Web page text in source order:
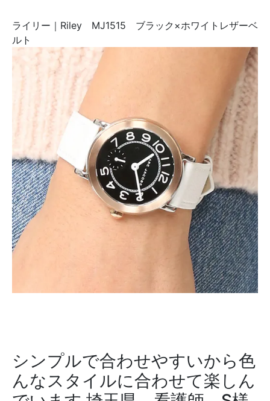
ライリー｜Riley MJ1515 ブラック×ホワイトレザーベ
ルト
シンプルで合わせやすいから色
んなスタイルに合わせて楽しん